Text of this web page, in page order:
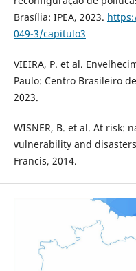
Brasília: IPEA, 2023.
049-3/capitulo3
VIEIRA, P. et al.
Paulo: Centro Brasileiro
2023.
WISNER, B. et al. At risk:
vulnerability and
Francis, 2014.